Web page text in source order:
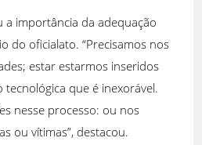
a importância da adequação
do oficialato. “Precisamos nos
estar estarmos inseridos
que é inexorável.
nesse processo: ou nos
ou vítimas”, destacou.